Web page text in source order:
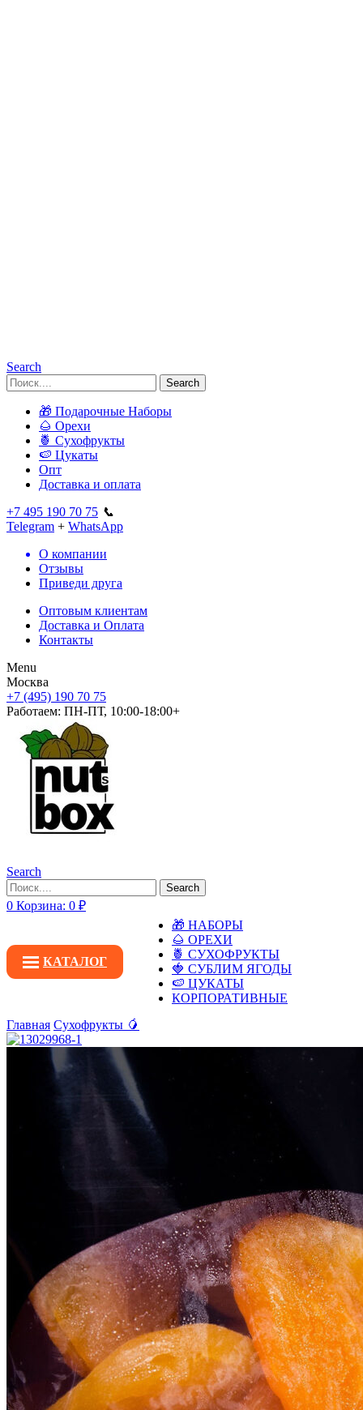
Search
Search
🎁 Подарочные Наборы
🌰 Орехи
🍍 Сухофрукты
🍉 Цукаты
Опт
Доставка и оплата
+7 495 190 70 75 📞
Telegram + WhatsApp
О компании
Отзывы
Приведи друга
Оптовым клиентам
Доставка и Оплата
Контакты
Menu
Москва
+7 (495) 190 70 75
Работаем: ПН-ПТ, 10:00-18:00+
Search
Search
0 Корзина: 0 ₽
КАТАЛОГ
🎁 НАБОРЫ
🌰 ОРЕХИ
🍍 СУХОФРУКТЫ
🍓 СУБЛИМ ЯГОДЫ
🍉 ЦУКАТЫ
КОРПОРАТИВНЫЕ
Главная Сухофрукты 🥭